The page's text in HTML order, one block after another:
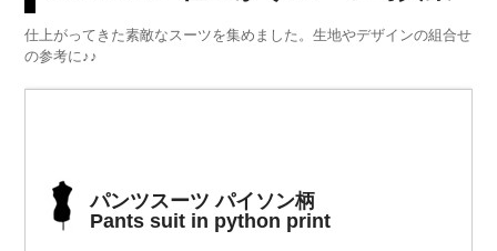
仕上がってきた素敵なスーツを集めました。生地やデザインの組合せ
の参考に♪♪
パンツスーツ パイソン柄
Pants suit in python print